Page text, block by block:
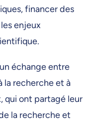
financer des
enjeux
échange entre
recherche et à
qui ont partagé leur
la recherche et